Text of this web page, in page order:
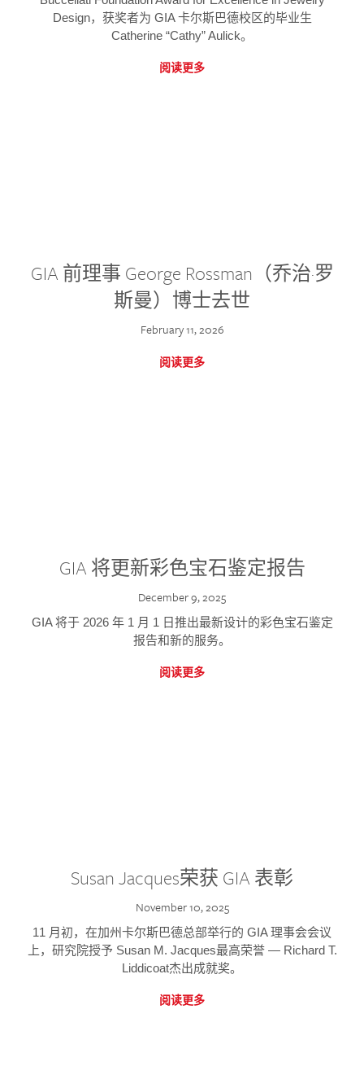
Design，获奖者为 GIA 卡尔斯巴德校区的毕业生
Catherine “Cathy” Aulick。
阅读更多
GIA 前理事 George Rossman（乔治·罗
斯曼）博士去世
February 11, 2026
阅读更多
GIA 将更新彩色宝石鉴定报告
December 9, 2025
GIA 将于 2026 年 1 月 1 日推出最新设计的彩色宝石鉴定
报告和新的服务。
阅读更多
Susan Jacques荣获 GIA 表彰
November 10, 2025
11 月初，在加州卡尔斯巴德总部举行的 GIA 理事会会议
上，研究院授予 Susan M. Jacques最高荣誉 — Richard T.
Liddicoat杰出成就奖。
阅读更多